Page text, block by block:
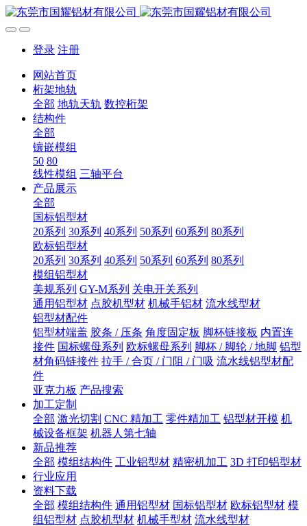
登录 注册
网站首页
桁架地轨
全部 地轨天轨 数控桁架
结构件
全部
镶嵌模组
50 80
线性模组 三轴平台
产品展示
全部
国标铝型材
20系列 30系列 40系列 50系列 60系列 80系列
欧标铝型材
20系列 30系列 40系列 50系列 60系列 80系列
模组铝型材
美规系列 GY-M系列 关电开关系列
通用铝型材 点胶机型材 机械手铝材 流水线型材
铝型材配件
铝型材端盖 胶条 / 压条 角度固定板 脚杯链接板 内置连
接件 国标螺母系列 欧标螺母系列 脚杯 / 脚轮 / 地脚 铝型
材角码链接件 拉手 / 合页 / 门阻 / 门吸 流水线铝型材配
件
亚克力板 产品搜索
加工定制
全部 激光切割 CNC 精加工 零件精加工 铝型材开模 机
械设备框架 机器人第七轴
新品推荐
全部 模组结构件 工业铝型材 精密机加工 3D 打印铝型材
行业应用
资料下载
全部 模组结构件 通用铝型材 国标铝型材 欧标铝型材 模
组铝型材 点胶机型材 机械手型材 流水线型材